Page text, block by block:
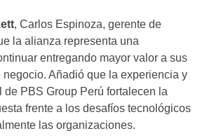
, Carlos Espinoza, gerente de
la alianza representa una
entregando mayor valor a sus
Añadió que la experiencia y
PBS Group Perú fortalecen la
frente a los desafíos tecnológicos
las organizaciones.